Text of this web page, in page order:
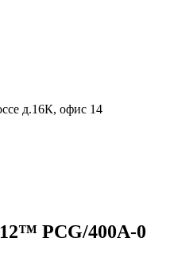
д.16К, офис 14
PCG/400A-0